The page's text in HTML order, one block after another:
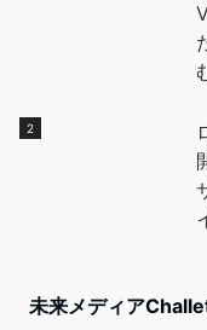
未来メディア